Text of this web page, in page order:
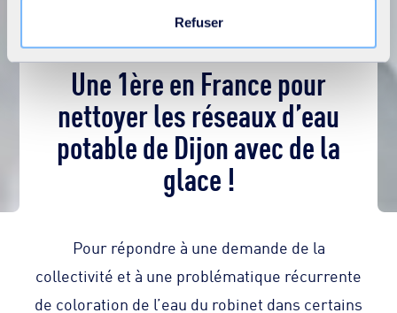
Refuser
Une 1ère en France pour
nettoyer les réseaux d’eau
potable de Dijon avec de la
glace !
Pour répondre à une demande de la
collectivité et à une problématique récurrente
de coloration de l’eau du robinet dans certains